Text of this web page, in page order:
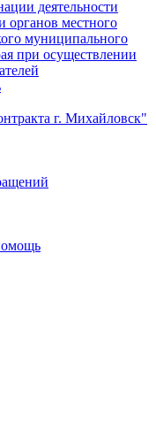
деятельности
органов местного
муниципального
при осуществлении
г. Михайловск"